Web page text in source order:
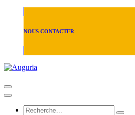
NOUS CONTACTER